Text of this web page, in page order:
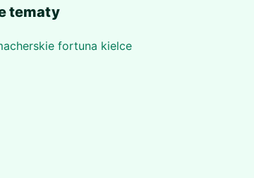
tematy
fortuna kielce